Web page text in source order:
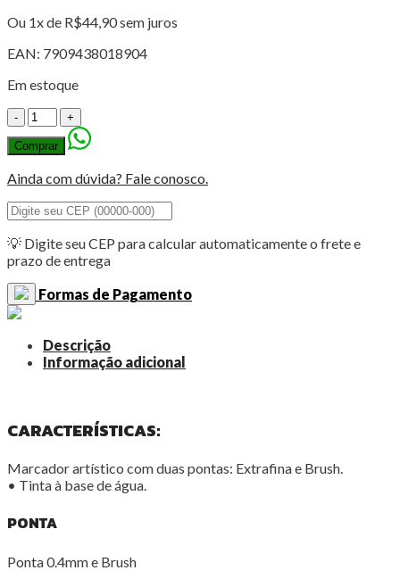
Ou 1x de R$44,90sem juros
EAN: 7909438018904
Em estoque
Caneta
Marcador
Artístico
Tip
-
Cis
cores
quantidade
Comprar
Ainda com dúvida? Fale conosco.
💡 Digite seu CEP para calcular automaticamente o frete e
prazo de entrega
Formas de Pagamento
Descrição
Informação adicional
CARACTERÍSTICAS:
Marcador artístico com duas pontas: Extrafina e Brush.
• Tinta à base de água.
PONTA
Ponta 0.4mm e Brush